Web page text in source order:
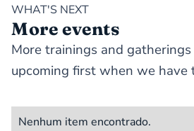
WHAT'S NEXT
More events
More trainings and
upcoming first when we have
Nenhum item encontrado.